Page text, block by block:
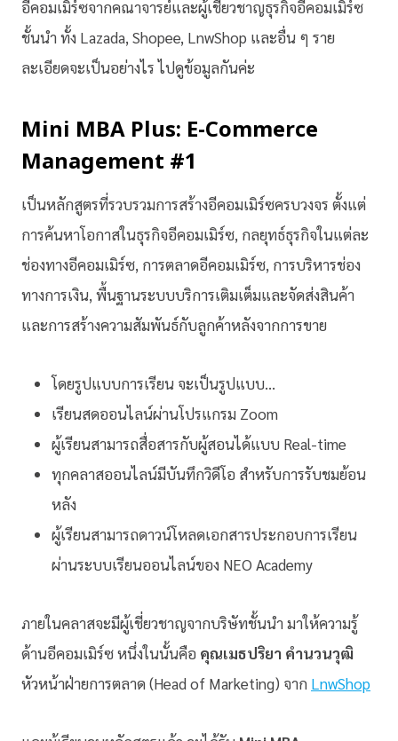
อีคอมเมิร์ซจากคณาจารย์และผู้เชี่ยวชาญธุรกิจอีคอมเมิร์ซ
ชั้นนำ ทั้ง Lazada, Shopee, LnwShop และอื่น ๆ ราย
ละเอียดจะเป็นอย่างไร ไปดูข้อมูลกันค่ะ
Mini MBA Plus: E-Commerce
Management #1
เป็นหลักสูตรที่รวบรวมการสร้างอีคอมเมิร์ซครบวงจร ตั้งแต่
การค้นหาโอกาสในธุรกิจอีคอมเมิร์ซ, กลยุทธ์ธุรกิจในแต่ละ
ช่องทางอีคอมเมิร์ซ, การตลาดอีคอมเมิร์ซ, การบริหารช่อง
ทางการเงิน, พื้นฐานระบบบริการเติมเต็มและจัดส่งสินค้า
และการสร้างความสัมพันธ์กับลูกค้าหลังจากการขาย
โดยรูปแบบการเรียน จะเป็นรูปแบบ…
เรียนสดออนไลน์ผ่านโปรแกรม Zoom
ผู้เรียนสามารถสื่อสารกับผู้สอนได้แบบ Real-time
ทุกคลาสออนไลน์มีบันทึกวิดีโอ สำหรับการรับชมย้อน
หลัง
ผู้เรียนสามารถดาวน์โหลดเอกสารประกอบการเรียน
ผ่านระบบเรียนออนไลน์ของ NEO Academy
ภายในคลาสจะมีผู้เชี่ยวชาญจากบริษัทชั้นนำ มาให้ความรู้
ด้านอีคอมเมิร์ซ หนึ่งในนั้นคือ คุณเมธปริยา คำนวนวุฒิ
หัวหน้าฝ่ายการตลาด (Head of Marketing) จาก LnwShop